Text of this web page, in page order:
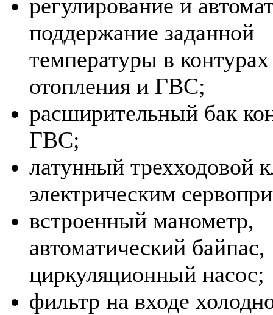
регулирование и
поддержание заданной
температуры в контурах
отопления и ГВС;
расширительный бак
ГВС;
латунный трехходовой
электрическим
встроенный манометр,
автоматический байпас,
циркуляционный насос;
фильтр на входе